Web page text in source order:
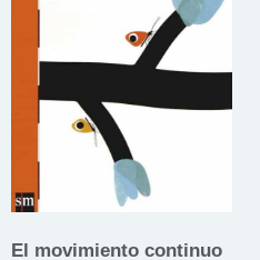
El movimiento continuo